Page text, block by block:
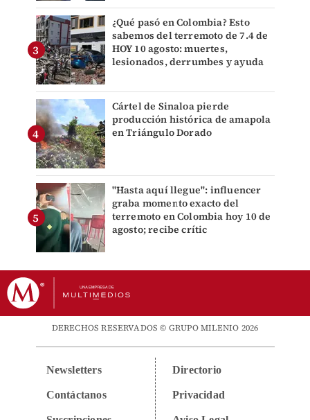
¿Qué pasó en Colombia? Esto
sabemos del terremoto de 7.4 de
HOY 10 agosto: muertes,
lesionados, derrumbes y ayuda
Cártel de Sinaloa pierde
producción histórica de amapola
en Triángulo Dorado
"Hasta aquí llegue": influencer
graba momento exacto del
terremoto en Colombia hoy 10 de
agosto; recibe crític
DERECHOS RESERVADOS © GRUPO MILENIO 2026
Newsletters
Contáctanos
Directorio
Privacidad